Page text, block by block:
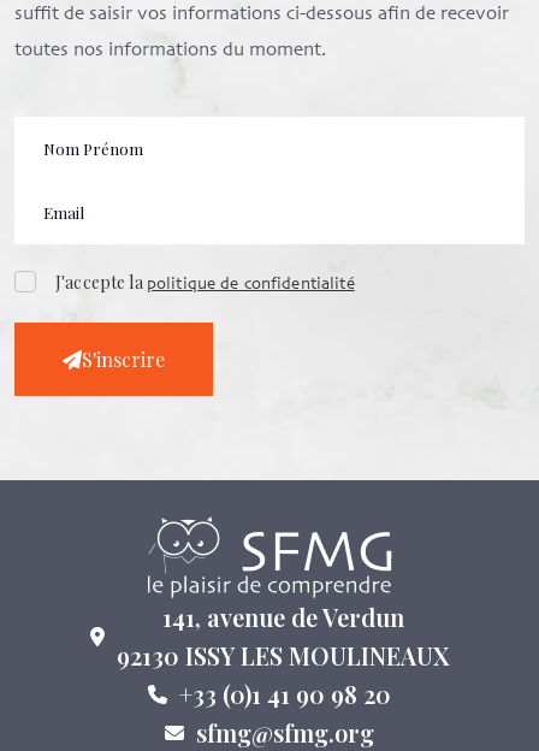
suffit de saisir vos informations ci-dessous afin de recevoir
toutes nos informations du moment.
J'accepte lapolitique de confidentialité
S'inscrire
141, avenue de Verdun
92130 ISSY LES MOULINEAUX
+33 (0)1 41 90 98 20
sfmg@sfmg.org